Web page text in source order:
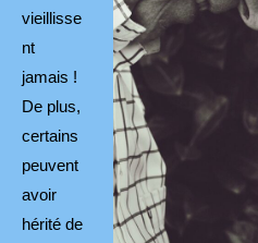
vieillisse
nt
jamais !
De plus,
certains
peuvent
avoir
hérité de